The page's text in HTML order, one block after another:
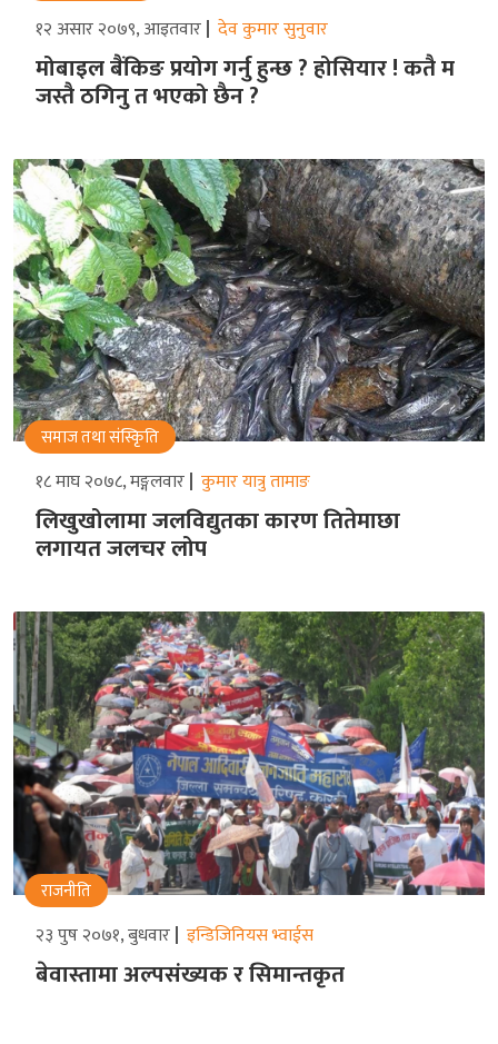
१२ असार २०७९, आइतवार देव कुमार सुनुवार
मोबाइल बैंकिङ प्रयोग गर्नु हुन्छ ? होसियार ! कतै म
जस्तै ठगिनु त भएको छैन ?
समाज तथा संस्किृति
१८ माघ २०७८, मङ्गलवार कुमार यात्रु तामाङ
लिखुखोलामा जलविद्युतका कारण तितेमाछा
लगायत जलचर लोप
राजनीति
२३ पुष २०७१, बुधवार इन्डिजिनियस भ्वाईस
बेवास्तामा अल्पसंख्यक र सिमान्तकृत